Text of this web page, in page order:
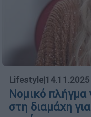
Lifestyle|
Νομικό πλήγμα
στη διαμάχη